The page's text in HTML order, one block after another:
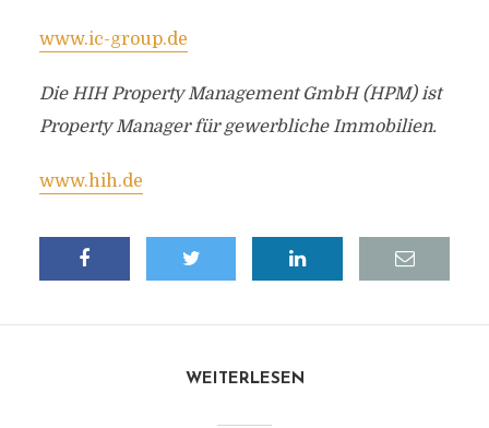
www.ic-group.de
Die HIH Property Management GmbH (HPM) ist
Property Manager für gewerbliche Immobilien.
www.hih.de
WEITERLESEN